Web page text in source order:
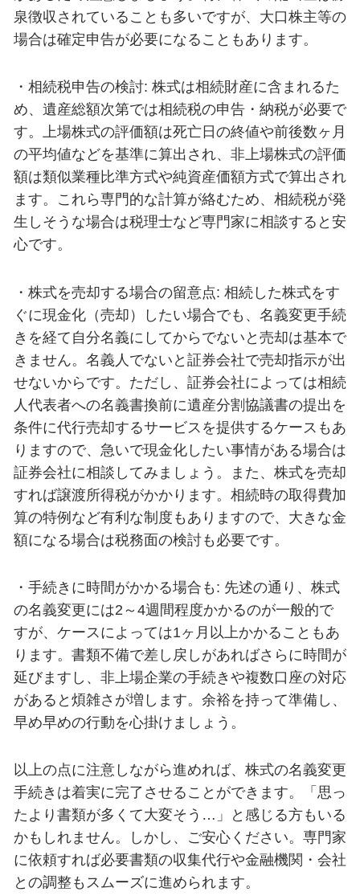
泉徴収されていることも多いですが、大口株主等の
場合は確定申告が必要になることもあります。
・相続税申告の検討: 株式は相続財産に含まれるた
め、遺産総額次第では相続税の申告・納税が必要で
す。上場株式の評価額は死亡日の終値や前後数ヶ月
の平均値などを基準に算出され、非上場株式の評価
額は類似業種比準方式や純資産価額方式で算出され
ます。これら専門的な計算が絡むため、相続税が発
生しそうな場合は税理士など専門家に相談すると安
心です。
・株式を売却する場合の留意点: 相続した株式をす
ぐに現金化（売却）したい場合でも、名義変更手続
きを経て自分名義にしてからでないと売却は基本で
きません。名義人でないと証券会社で売却指示が出
せないからです。ただし、証券会社によっては相続
人代表者への名義書換前に遺産分割協議書の提出を
条件に代行売却するサービスを提供するケースもあ
りますので、急いで現金化したい事情がある場合は
証券会社に相談してみましょう。また、株式を売却
すれば譲渡所得税がかかります。相続時の取得費加
算の特例など有利な制度もありますので、大きな金
額になる場合は税務面の検討も必要です。
・手続きに時間がかかる場合も: 先述の通り、株式
の名義変更には2～4週間程度かかるのが一般的で
すが、ケースによっては1ヶ月以上かかることもあ
ります。書類不備で差し戻しがあればさらに時間が
延びますし、非上場企業の手続きや複数口座の対応
があると煩雑さが増します。余裕を持って準備し、
早め早めの行動を心掛けましょう。
以上の点に注意しながら進めれば、株式の名義変更
手続きは着実に完了させることができます。「思っ
たより書類が多くて大変そう…」と感じる方もいる
かもしれません。しかし、ご安心ください。専門家
に依頼すれば必要書類の収集代行や金融機関・会社
との調整もスムーズに進められます。